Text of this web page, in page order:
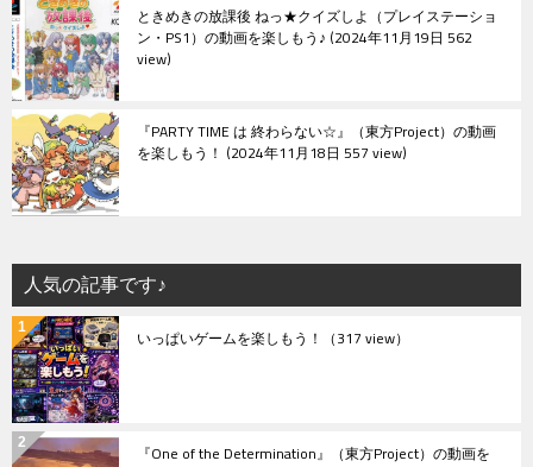
ときめきの放課後 ねっ★クイズしよ（プレイステーショ
ン・PS1）の動画を楽しもう♪ 2024年11月19日 562
view
『PARTY TIME は 終わらない☆』（東方Project）の動画
を楽しもう！ 2024年11月18日 557 view
人気の記事です♪
いっぱいゲームを楽しもう！ （317 view）
『One of the Determination』（東方Project）の動画を